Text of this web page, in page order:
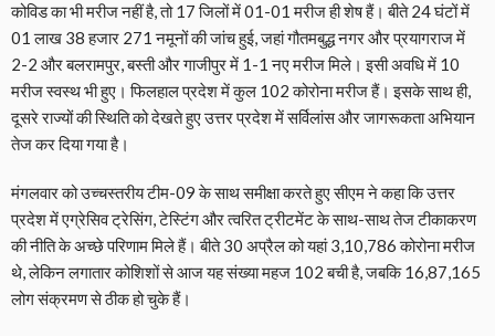
कोविड का भी मरीज नहीं है, तो 17 जिलों में 01-01 मरीज ही शेष हैं। बीते 24 घंटों में
01 लाख 38 हजार 271 नमूनों की जांच हुई, जहां गौतमबुद्ध नगर और प्रयागराज में
2-2 और बलरामपुर, बस्ती और गाजीपुर में 1-1 नए मरीज मिले। इसी अवधि में 10
मरीज स्वस्थ भी हुए। फिलहाल प्रदेश में कुल 102 कोरोना मरीज हैं। इसके साथ ही,
दूसरे राज्यों की स्थिति को देखते हुए उत्तर प्रदेश में सर्विलांस और जागरूकता अभियान
तेज कर दिया गया है।
मंगलवार को उच्चस्तरीय टीम-09 के साथ समीक्षा करते हुए सीएम ने कहा कि उत्तर
प्रदेश में एग्रेसिव ट्रेसिंग, टेस्टिंग और त्वरित ट्रीटमेंट के साथ-साथ तेज टीकाकरण
की नीति के अच्छे परिणाम मिले हैं। बीते 30 अप्रैल को यहां 3,10,786 कोरोना मरीज
थे, लेकिन लगातार कोशिशों से आज यह संख्या महज 102 बची है, जबकि 16,87,165
लोग संक्रमण से ठीक हो चुके हैं।